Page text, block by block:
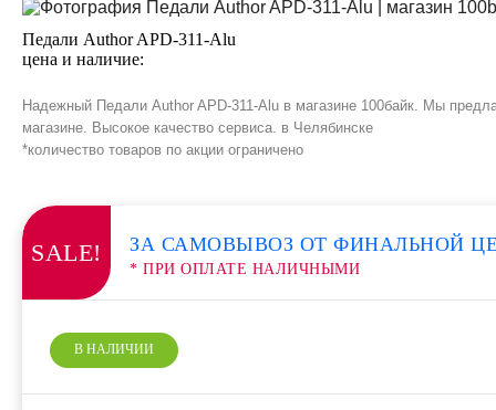
Педали Author APD-311-Alu
цена и наличие:
Надежный Педали Author APD-311-Alu в магазине 100байк. Мы
магазине. Высокое качество сервиса. в Челябинске
*количество товаров по акции ограничено
SALE! ЗА САМОВЫВОЗ ОТ ФИНАЛЬНОЙ
* ПРИ ОПЛАТЕ НАЛИЧНЫМИ
В НАЛИЧИИ